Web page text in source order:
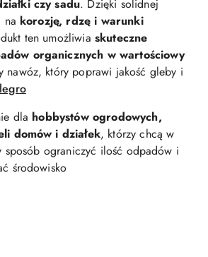
czy sadu. Dzięki solidnej
na korozję, rdzę i warunki
ten umożliwia skuteczne
organicznych w wartościowy
nawóz, który poprawi jakość gleby i
dla hobbystów ogrodowych,
domów i działek, którzy chcą w
sposób ograniczyć ilość odpadów i
środowisko